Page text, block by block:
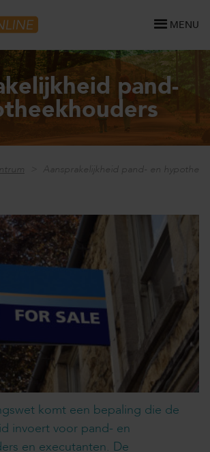
MENU
pand-
Aansprakelijkheid pand- en
komt een bepaling die de
invoert voor pand- en
en executanten. De